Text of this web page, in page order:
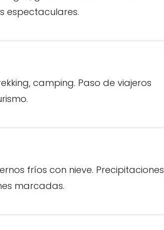
espectaculares.
camping. Paso de viajeros
fríos con nieve. Precipitaciones
marcadas.